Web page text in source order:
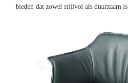
bieden dat zowel stijlvol als duurzaam is.